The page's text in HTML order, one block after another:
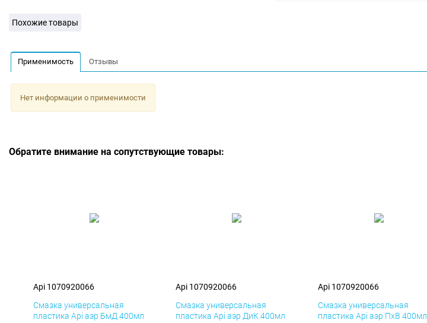
Похожие товары
Применимость Отзывы
Нет информации о применимости
Обратите внимание на сопутствующие товары:
Api 1070920066
Смазка универсальная
пластика Api аэр БмД 400мл
Api 1070920066
Смазка универсальная
пластика Api аэр ДиК 400мл
Api 1070920066
Смазка универсальная
пластика Api аэр ПхВ 400мл